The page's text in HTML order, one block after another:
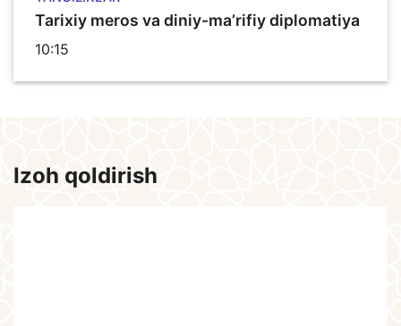
Tarixiy meros va diniy-ma’rifiy diplomatiya
10:15
Izoh qoldirish